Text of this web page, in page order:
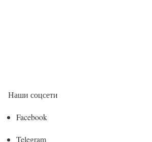
Наши соцсети
Facebook
Telegram